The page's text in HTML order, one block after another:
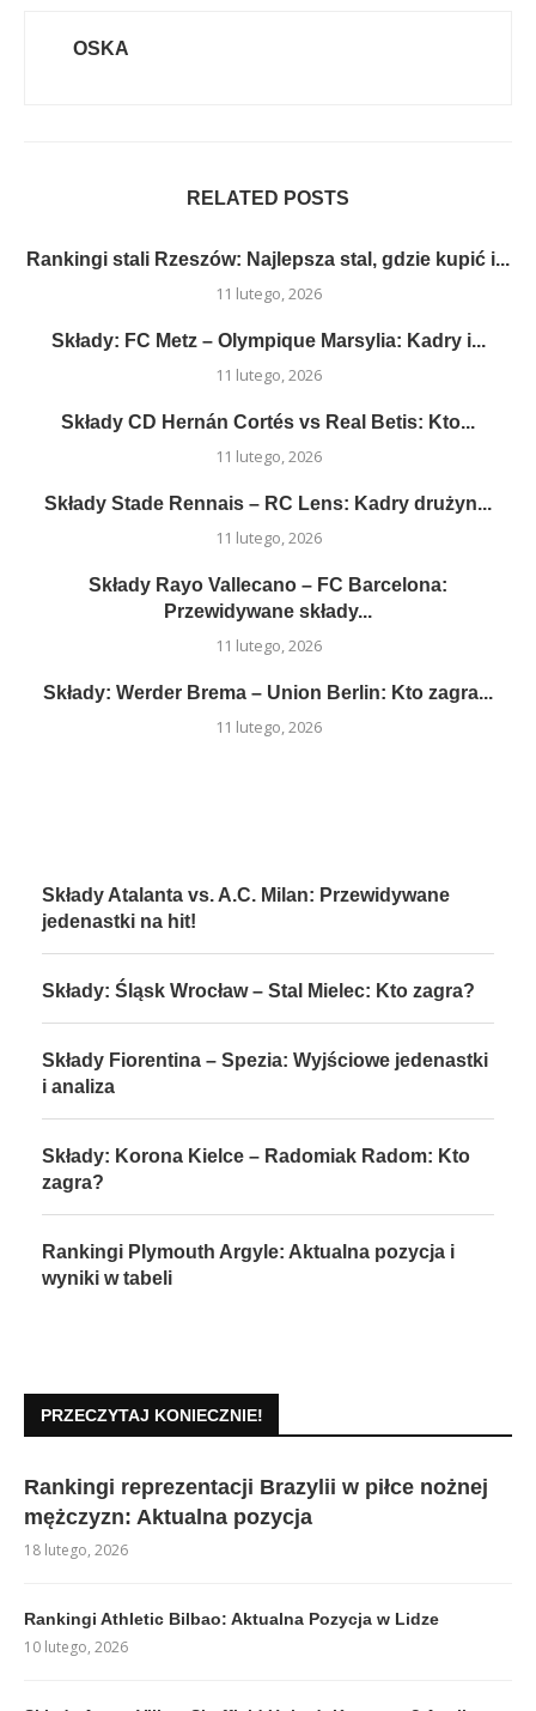
OSKA
RELATED POSTS
Rankingi stali Rzeszów: Najlepsza stal, gdzie kupić i...
11 lutego, 2026
Składy: FC Metz – Olympique Marsylia: Kadry i...
11 lutego, 2026
Składy CD Hernán Cortés vs Real Betis: Kto...
11 lutego, 2026
Składy Stade Rennais – RC Lens: Kadry drużyn...
11 lutego, 2026
Składy Rayo Vallecano – FC Barcelona:
Przewidywane składy...
11 lutego, 2026
Składy: Werder Brema – Union Berlin: Kto zagra...
11 lutego, 2026
Składy Atalanta vs. A.C. Milan: Przewidywane
jedenastki na hit!
Składy: Śląsk Wrocław – Stal Mielec: Kto zagra?
Składy Fiorentina – Spezia: Wyjściowe jedenastki
i analiza
Składy: Korona Kielce – Radomiak Radom: Kto
zagra?
Rankingi Plymouth Argyle: Aktualna pozycja i
wyniki w tabeli
PRZECZYTAJ KONIECZNIE!
Rankingi reprezentacji Brazylii w piłce nożnej
mężczyzn: Aktualna pozycja
18 lutego, 2026
Rankingi Athletic Bilbao: Aktualna Pozycja w Lidze
10 lutego, 2026